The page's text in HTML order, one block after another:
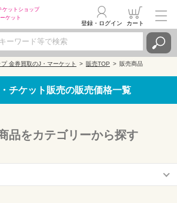
ケットショップ
ケット
登録・ログイン カート
金券買取のJ・マーケット 販売TOP 販売商品
チケット販売の販売価格一覧
品をカテゴリーから探す